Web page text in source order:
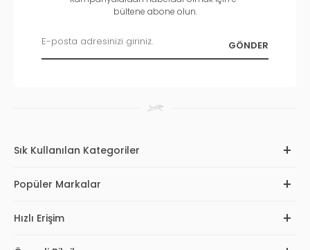
bültene abone olun.
Sık Kullanılan Kategoriler
Popüler Markalar
Hızlı Erişim